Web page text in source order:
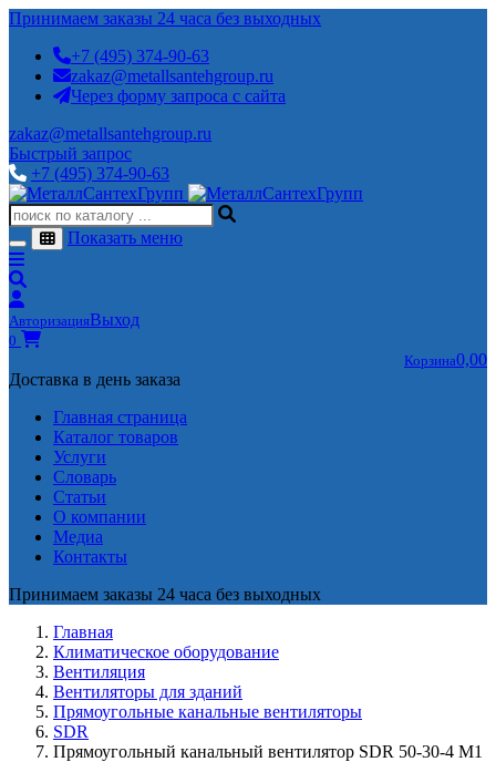
Принимаем заказы 24 часа без выходных
+7 (495) 374-90-63
zakaz@metallsantehgroup.ru
Через форму запроса с сайта
zakaz@metallsantehgroup.ru
Быстрый запрос
+7 (495) 374-90-63
Показать меню
АвторизацияВыход
0
Корзина0,00
Доставка в день заказа
Главная страница
Каталог товаров
Услуги
Словарь
Статьи
О компании
Медиа
Контакты
Принимаем заказы 24 часа без выходных
Главная
Климатическое оборудование
Вентиляция
Вентиляторы для зданий
Прямоугольные канальные вентиляторы
SDR
Прямоугольный канальный вентилятор SDR 50-30-4 M1